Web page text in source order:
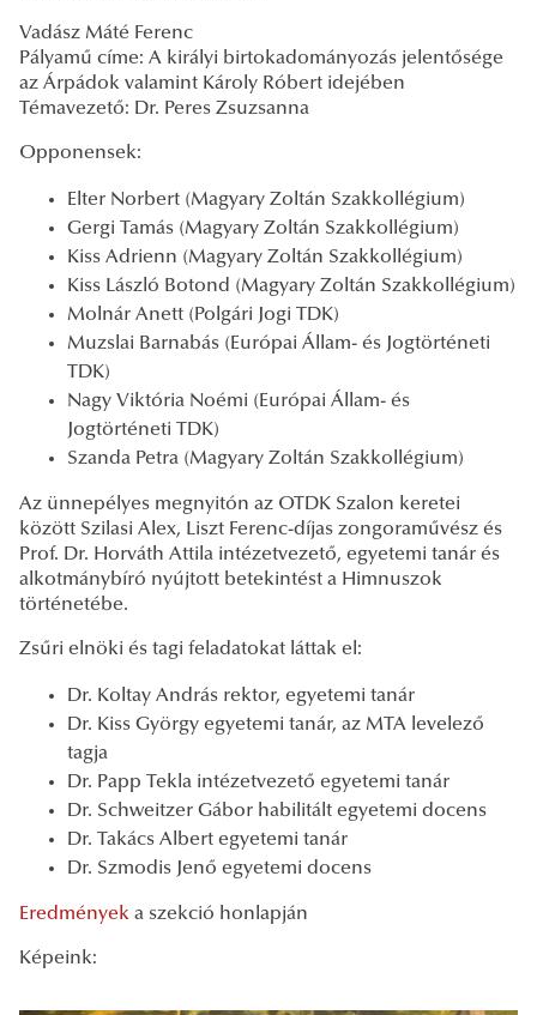
Vadász Máté Ferenc
Pályamű címe: A királyi birtokadományozás jelentősége
az Árpádok valamint Károly Róbert idejében
Témavezető: Dr. Peres Zsuzsanna
Opponensek:
Elter Norbert (Magyary Zoltán Szakkollégium)
Gergi Tamás (Magyary Zoltán Szakkollégium)
Kiss Adrienn (Magyary Zoltán Szakkollégium)
Kiss László Botond (Magyary Zoltán Szakkollégium)
Molnár Anett (Polgári Jogi TDK)
Muzslai Barnabás (Európai Állam- és Jogtörténeti
TDK)
Nagy Viktória Noémi (Európai Állam- és
Jogtörténeti TDK)
Szanda Petra (Magyary Zoltán Szakkollégium)
Az ünnepélyes megnyitón az OTDK Szalon keretei
között Szilasi Alex, Liszt Ferenc-díjas zongoraművész és
Prof. Dr. Horváth Attila intézetvezető, egyetemi tanár és
alkotmánybíró nyújtott betekintést a Himnuszok
történetébe.
Zsűri elnöki és tagi feladatokat láttak el:
Dr. Koltay András rektor, egyetemi tanár
Dr. Kiss György egyetemi tanár, az MTA levelező
tagja
Dr. Papp Tekla intézetvezető egyetemi tanár
Dr. Schweitzer Gábor habilitált egyetemi docens
Dr. Takács Albert egyetemi tanár
Dr. Szmodis Jenő egyetemi docens
Eredmények a szekció honlapján
Képeink: